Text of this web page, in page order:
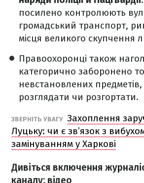
посилено контролюють
громадський транспорт,
місця великого скупчення
Правоохоронці також
категорично заборонено
невстановлених предметів,
розглядати чи розгортати.
ЗВЕРНІТЬ УВАГУ Захоплення
Луцьку: чи є зв’язок з
замінуванням у Харкові
Дивіться включення
каналу: відео